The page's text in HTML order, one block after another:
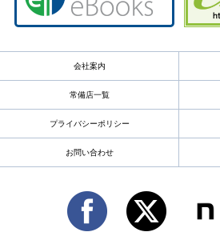
会社案内
常備店一覧
プライバシーポリシー
お問い合わせ